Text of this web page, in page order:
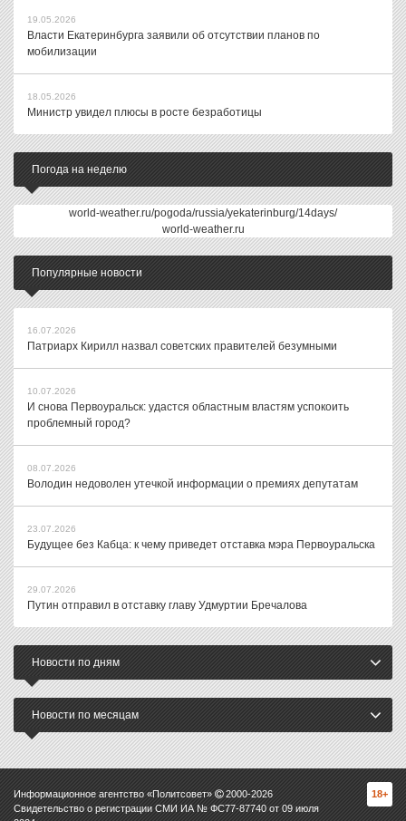
19.05.2026
Власти Екатеринбурга заявили об отсутствии планов по
мобилизации
18.05.2026
Министр увидел плюсы в росте безработицы
Погода на неделю
world-weather.ru/pogoda/russia/yekaterinburg/14days/
world-weather.ru
Популярные новости
16.07.2026
Патриарх Кирилл назвал советских правителей безумными
10.07.2026
И снова Первоуральск: удастся областным властям успокоить
проблемный город?
08.07.2026
Володин недоволен утечкой информации о премиях депутатам
23.07.2026
Будущее без Кабца: к чему приведет отставка мэра Первоуральска
29.07.2026
Путин отправил в отставку главу Удмуртии Бречалова
Новости по дням
Новости по месяцам
Информационное агентство «Политсовет» 2000-2026
Свидетельство о регистрации СМИ ИА № ФС77-87740 от 09 июля
18+